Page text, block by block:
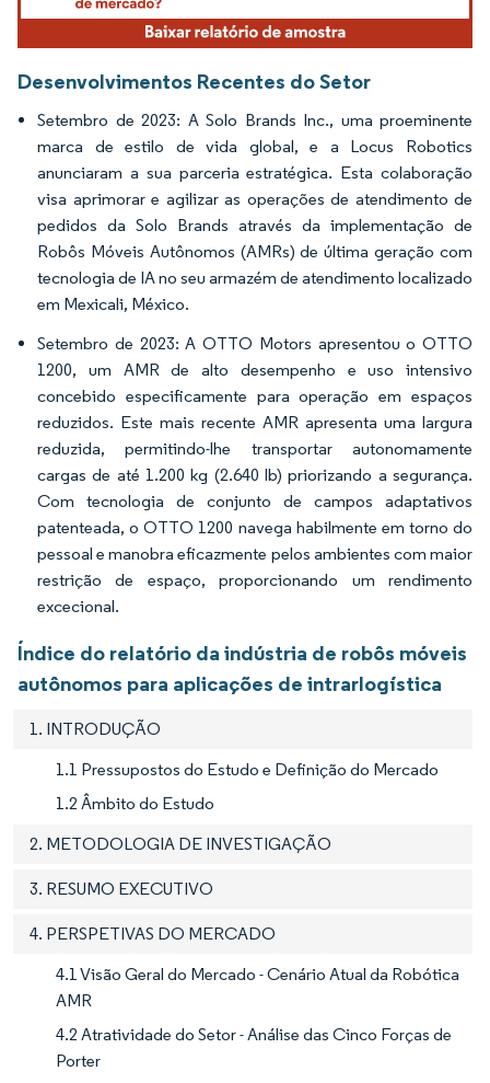
Desenvolvimentos Recentes do Setor
Setembro de 2023: A Solo Brands Inc., uma proeminente
marca de estilo de vida global, e a Locus Robotics
anunciaram a sua parceria estratégica. Esta colaboração
visa aprimorar e agilizar as operações de atendimento de
pedidos da Solo Brands através da implementação de
Robôs Móveis Autônomos (AMRs) de última geração com
tecnologia de IA no seu armazém de atendimento localizado
em Mexicali, México.
Setembro de 2023: A OTTO Motors apresentou o OTTO
1200, um AMR de alto desempenho e uso intensivo
concebido especificamente para operação em espaços
reduzidos. Este mais recente AMR apresenta uma largura
reduzida, permitindo-lhe transportar autonomamente
cargas de até 1.200 kg (2.640 lb) priorizando a segurança.
Com tecnologia de conjunto de campos adaptativos
patenteada, o OTTO 1200 navega habilmente em torno do
pessoal e manobra eficazmente pelos ambientes com maior
restrição de espaço, proporcionando um rendimento
excecional.
Índice do relatório da indústria de robôs móveis
autônomos para aplicações de intrarlogística
1. INTRODUÇÃO
1.1 Pressupostos do Estudo e Definição do Mercado
1.2 Âmbito do Estudo
2. METODOLOGIA DE INVESTIGAÇÃO
3. RESUMO EXECUTIVO
4. PERSPETIVAS DO MERCADO
4.1 Visão Geral do Mercado - Cenário Atual da Robótica
AMR
4.2 Atratividade do Setor - Análise das Cinco Forças de
Porter